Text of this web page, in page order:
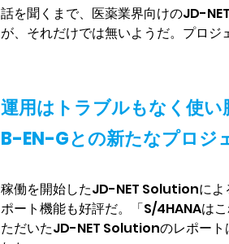
話を聞くまで、医薬業界向けのJD-
が、それだけでは無いようだ。プロジ
運用はトラブルもなく使い
B-EN-Gとの新たなプロジ
稼働を開始したJD-NET Solutionによ
ポート機能も好評だ。「S/4HANAは
ただいたJD-NET Solutionのレポート